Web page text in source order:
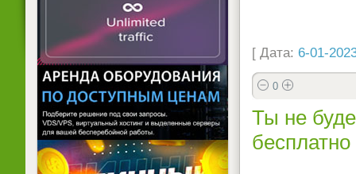
[ Дата: 6-01-
0
Ты не
бесплатно